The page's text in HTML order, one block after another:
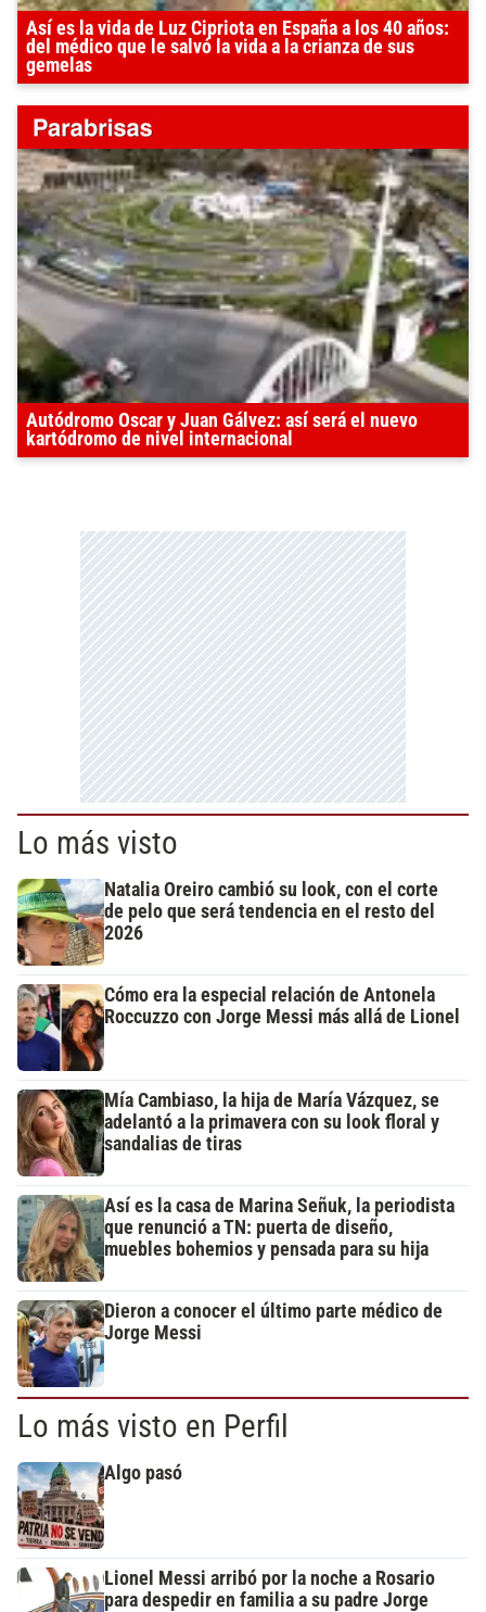
Así es la vida de Luz Cipriota en España a los 40 años:
del médico que le salvó la vida a la crianza de sus
gemelas
Autódromo Oscar y Juan Gálvez: así será el nuevo
kartódromo de nivel internacional
Lo más visto
Natalia Oreiro cambió su look, con el corte
de pelo que será tendencia en el resto del
2026
Cómo era la especial relación de Antonela
Roccuzzo con Jorge Messi más allá de Lionel
Mía Cambiaso, la hija de María Vázquez, se
adelantó a la primavera con su look floral y
sandalias de tiras
Así es la casa de Marina Señuk, la periodista
que renunció a TN: puerta de diseño,
muebles bohemios y pensada para su hija
Dieron a conocer el último parte médico de
Jorge Messi
Lo más visto en Perfil
Algo pasó
Lionel Messi arribó por la noche a Rosario
para despedir en familia a su padre Jorge